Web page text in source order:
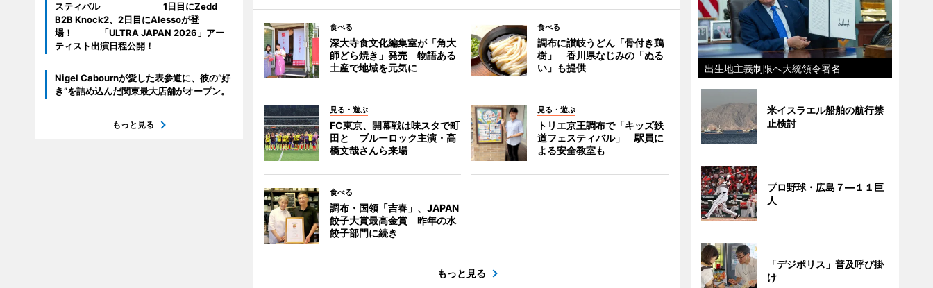
食べる
深大寺食文化編集室が「角大
師どら焼き」発売 物語ある
土産で地域を元気に
食べる
調布に讃岐うどん「骨付き鶏
樹」 香川県なじみの「ぬる
い」も提供
見る・遊ぶ
FC東京、開幕戦は味スタで町
田と ブルーロック主演・高
橋文哉さんら来場
見る・遊ぶ
トリエ京王調布で「キッズ鉄
道フェスティバル」 駅員に
よる安全教室も
食べる
調布・国領「吉春」、JAPAN
餃子大賞最高金賞 昨年の水
餃子部門に続き
もっと見る
スティバル 1日目にZedd
B2B Knock2、2日目にAlessoが登
場！ 「ULTRA JAPAN 2026」アー
ティスト出演日程公開！
Nigel Cabournが愛した表参道に、彼の“好
き”を詰め込んだ関東最大店舗がオープン。
もっと見る
出生地主義制限へ大統領令署名
米イスラエル船舶の航行禁
止検討
プロ野球・広島７―１１巨
人
「デジポリス」普及呼び掛
け